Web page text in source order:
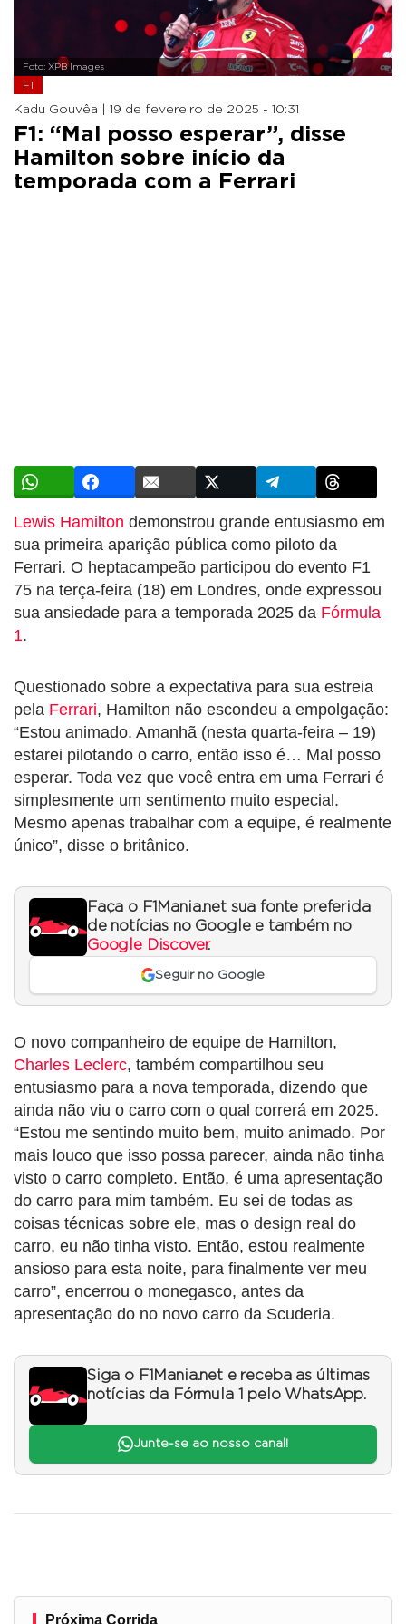
Foto: XPB Images
F1
Kadu Gouvêa | 19 de fevereiro de 2025 - 10:31
F1: “Mal posso esperar”, disse
Hamilton sobre início da
temporada com a Ferrari
Lewis Hamilton demonstrou grande entusiasmo em
sua primeira aparição pública como piloto da
Ferrari. O heptacampeão participou do evento F1
75 na terça-feira (18) em Londres, onde expressou
sua ansiedade para a temporada 2025 da Fórmula
1.
Questionado sobre a expectativa para sua estreia
pela Ferrari, Hamilton não escondeu a empolgação:
“Estou animado. Amanhã (nesta quarta-feira – 19)
estarei pilotando o carro, então isso é… Mal posso
esperar. Toda vez que você entra em uma Ferrari é
simplesmente um sentimento muito especial.
Mesmo apenas trabalhar com a equipe, é realmente
único”, disse o britânico.
Faça o F1Mania.net sua fonte preferida
de notícias no Google e também no
Google Discover.
Seguir no Google
O novo companheiro de equipe de Hamilton,
Charles Leclerc, também compartilhou seu
entusiasmo para a nova temporada, dizendo que
ainda não viu o carro com o qual correrá em 2025.
“Estou me sentindo muito bem, muito animado. Por
mais louco que isso possa parecer, ainda não tinha
visto o carro completo. Então, é uma apresentação
do carro para mim também. Eu sei de todas as
coisas técnicas sobre ele, mas o design real do
carro, eu não tinha visto. Então, estou realmente
ansioso para esta noite, para finalmente ver meu
carro”, encerrou o monegasco, antes da
apresentação do no novo carro da Scuderia.
Siga o F1Mania.net e receba as últimas
notícias da Fórmula 1 pelo WhatsApp.
Junte-se ao nosso canal!
Próxima Corrida